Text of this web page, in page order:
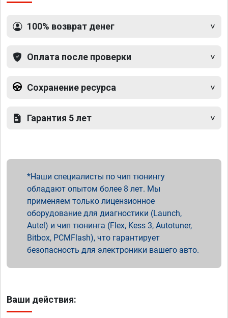
100% возврат денег
Оплата после проверки
Сохранение ресурса
Гарантия 5 лет
Наши специалисты по чип тюнингу
обладают опытом более 8 лет. Мы
применяем только лицензионное
оборудование для диагностики (Launch,
Autel) и чип тюнинга (Flex, Kess 3, Autotuner,
Bitbox, PCMFlash), что гарантирует
безопасность для электроники вашего авто.
Ваши действия: